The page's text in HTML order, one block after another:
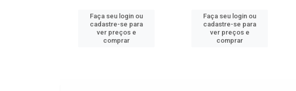
Faça seu login ou
cadastre-se para
ver preços e
comprar
Faça seu login ou
cadastre-se para
ver preços e
comprar